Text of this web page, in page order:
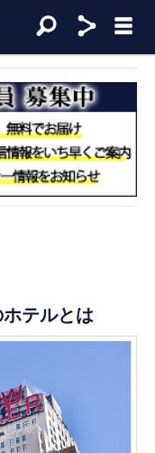
テルとは